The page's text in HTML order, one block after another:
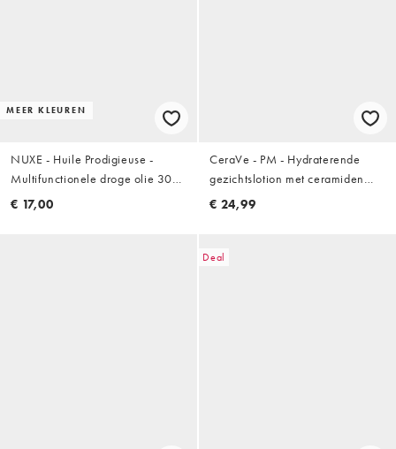
MEER KLEUREN
NUXE - Huile Prodigieuse -
Multifunctionele droge olie 30
ml
€ 17,00
CeraVe - PM - Hydraterende
gezichtslotion met ceramiden
voor de normale tot droge huid:
€ 24,99
Deal